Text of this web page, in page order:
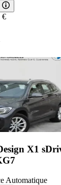
€
X1
Automatique